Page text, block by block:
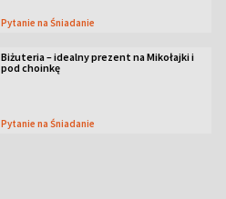
Pytanie na Śniadanie
Biżuteria – idealny prezent na Mikołajki i
pod choinkę
Pytanie na Śniadanie